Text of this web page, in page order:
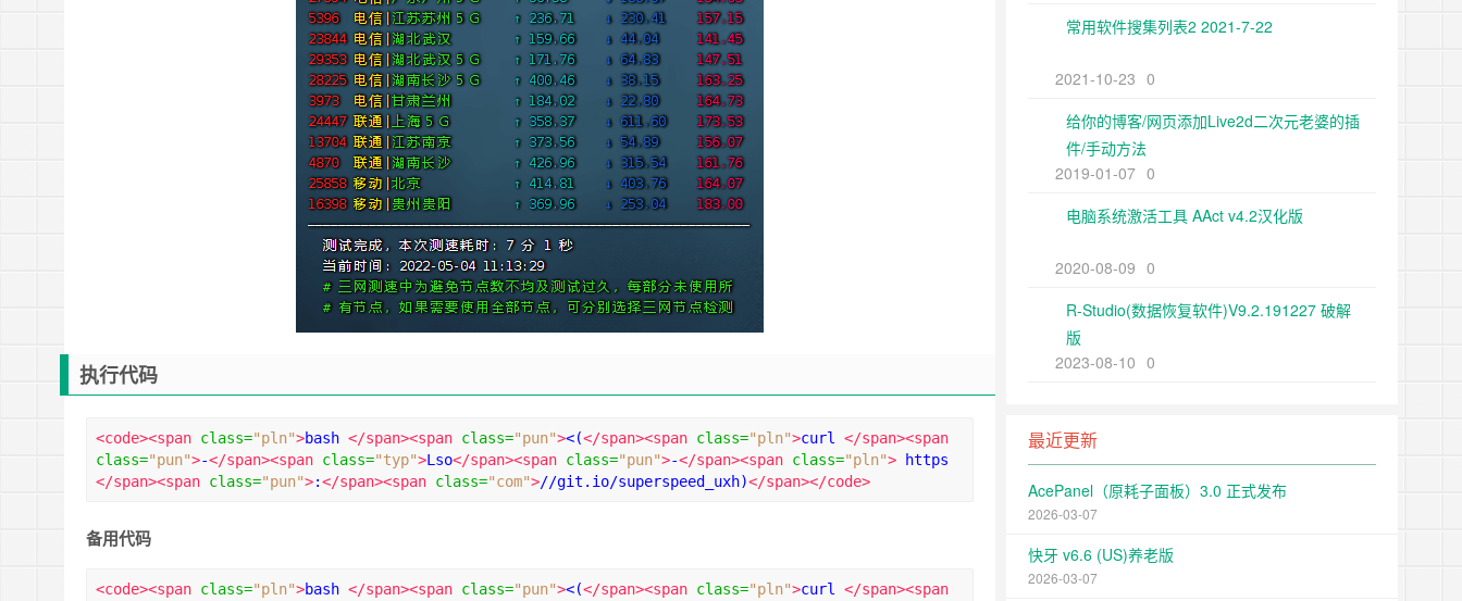
执行代码
<code><span class="pln">bash </span><span class="pun"><(</span><span class="pln">curl </span><span
class="pun">-</span><span class="typ">Lso</span><span class="pun">-</span><span class="pln"> https
</span><span class="pun">:</span><span class="com">//git.io/superspeed_uxh)</span></code>
备用代码
<code><span class="pln">bash </span><span class="pun"><(</span><span class="pln">curl </span><span
常用软件搜集列表2 2021-7-22
2021-10-23 0
给你的博客/网页添加Live2d二次元老婆的插
件/手动方法
2019-01-07 0
电脑系统激活工具 AAct v4.2汉化版
2020-08-09 0
R-Studio(数据恢复软件)V9.2.191227 破解
版
2023-08-10 0
最近更新
AcePanel（原耗子面板）3.0 正式发布
2026-03-07
快牙 v6.6 (US)养老版
2026-03-07